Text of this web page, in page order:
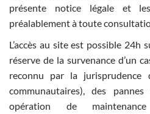
présente notice légale et
préalablement à toute
L’accès au site est possible
réserve de la survenance d’un
reconnu par la jurisprudence
communautaires), des
opération de